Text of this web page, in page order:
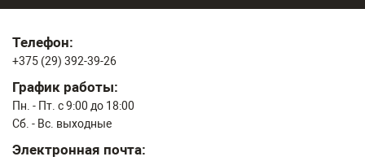
Телефон:
+375 (29) 392-39-26
График работы:
Пн. - Пт. с 9:00 до 18:00
Сб. - Вс. выходные
Электронная почта: